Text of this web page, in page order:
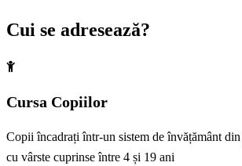
Cui se adresează?
Cursa Copiilor
Copii încadrați într-un sistem de învățământ
cu vârste cuprinse între 4 și 19 ani